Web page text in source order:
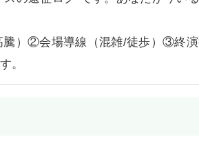
）②会場導線（混雑/徒歩）③終演
。